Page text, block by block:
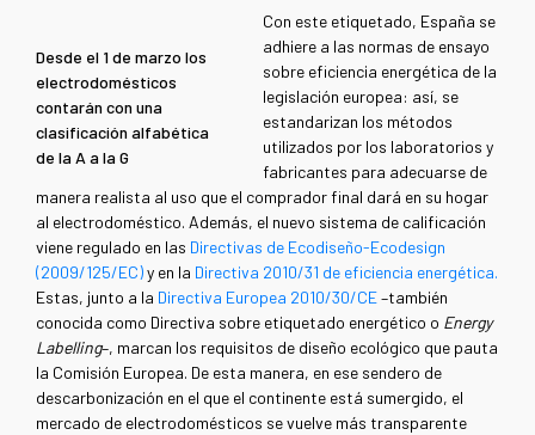
Desde el 1 de marzo los
electrodomésticos
contarán con una
clasificación alfabética
de la A a la G
Con este etiquetado, España se
adhiere a las normas de ensayo
sobre eficiencia energética de la
legislación europea: así, se
estandarizan los métodos
utilizados por los laboratorios y
fabricantes para adecuarse de
manera realista al uso que el comprador final dará en su hogar
al electrodoméstico. Además, el nuevo sistema de calificación
viene regulado en las Directivas de Ecodiseño-Ecodesign
(2009/125/EC)y en la Directiva 2010/31 de eficiencia energética.
Estas, junto a la Directiva Europea 2010/30/CE–también
conocida como Directiva sobre etiquetado energético o Energy
Labelling–, marcan los requisitos de diseño ecológico que pauta
la Comisión Europea. De esta manera, en ese sendero de
descarbonización en el que el continente está sumergido, el
mercado de electrodomésticos se vuelve más transparente